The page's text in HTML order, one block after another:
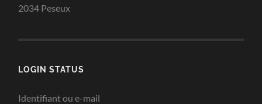
2034 Peseux
LOGIN STATUS
Identifiant ou e-mail